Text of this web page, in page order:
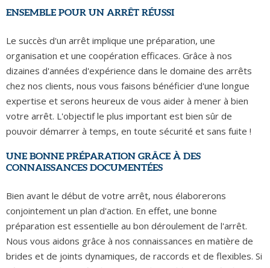
ENSEMBLE POUR UN ARRÊT RÉUSSI
Le succès d'un arrêt implique une préparation, une
organisation et une coopération efficaces. Grâce à nos
dizaines d'années d'expérience dans le domaine des arrêts
chez nos clients, nous vous faisons bénéficier d'une longue
expertise et serons heureux de vous aider à mener à bien
votre arrêt. L'objectif le plus important est bien sûr de
pouvoir démarrer à temps, en toute sécurité et sans fuite !
UNE BONNE PRÉPARATION GRÂCE À DES
CONNAISSANCES DOCUMENTÉES
Bien avant le début de votre arrêt, nous élaborerons
conjointement un plan d'action. En effet, une bonne
préparation est essentielle au bon déroulement de l'arrêt.
Nous vous aidons grâce à nos connaissances en matière de
brides et de joints dynamiques, de raccords et de flexibles. Si